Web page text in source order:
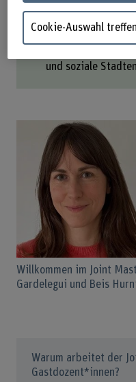
Projekte:
Gebäude
und soziale
Willkommen im Joint
Gardelegui und Beis
Warum arbeitet der
Gastdozent*innen?
Cookie-Auswahl treffen